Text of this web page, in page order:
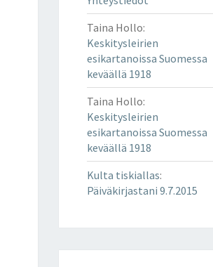
Taina Hollo:
Keskitysleirien
esikartanoissa Suomessa
keväällä 1918
Taina Hollo:
Keskitysleirien
esikartanoissa Suomessa
keväällä 1918
Kulta tiskiallas:
Päiväkirjastani 9.7.2015